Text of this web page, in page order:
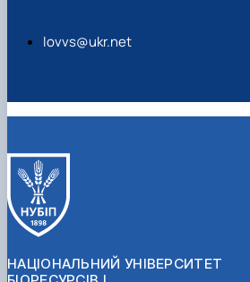
lovvs@ukr.net
НАЦІОНАЛЬНИЙ УНІВЕРСИТЕТ